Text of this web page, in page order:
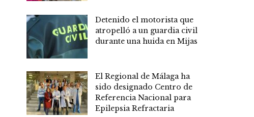
Detenido el motorista que
atropelló a un guardia civil
durante una huida en Mijas
El Regional de Málaga ha
sido designado Centro de
Referencia Nacional para
Epilepsia Refractaria